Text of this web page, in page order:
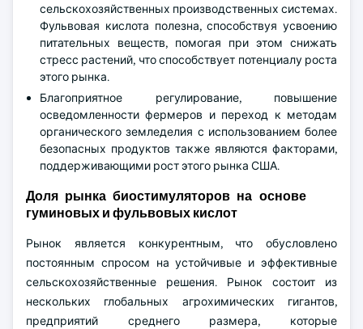
сельскохозяйственных производственных системах.
Фульвовая кислота полезна, способствуя усвоению
питательных веществ, помогая при этом снижать
стресс растений, что способствует потенциалу роста
этого рынка.
Благоприятное регулирование, повышение
осведомленности фермеров и переход к методам
органического земледелия с использованием более
безопасных продуктов также являются факторами,
поддерживающими рост этого рынка США.
Доля рынка биостимуляторов на основе
гуминовых и фульвовых кислот
Рынок является конкурентным, что обусловлено
постоянным спросом на устойчивые и эффективные
сельскохозяйственные решения. Рынок состоит из
нескольких глобальных агрохимических гигантов,
предприятий среднего размера, которые